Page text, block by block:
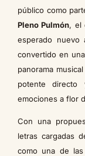
público como
Pleno Pulmón, el
esperado
convertido en
panorama
potente
emociones a flor
Con una
letras cargadas
como una de las